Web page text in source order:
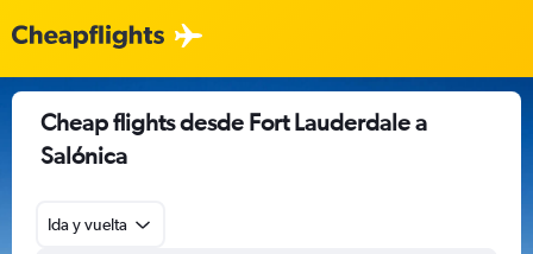
Cheap flights desde Fort Lauderdale a
Salónica
Ida y vuelta